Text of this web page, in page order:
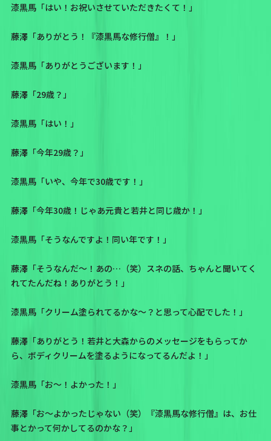
漆黒馬「はい！お祝いさせていただきたくて！」
藤澤「ありがとう！『漆黒馬な修行僧』！」
漆黒馬「ありがとうございます！」
藤澤「29歳？」
漆黒馬「はい！」
藤澤「今年29歳？」
漆黒馬「いや、今年で30歳です！」
藤澤「今年30歳！じゃあ元貴と若井と同じ歳か！」
漆黒馬「そうなんですよ！同い年です！」
藤澤「そうなんだ〜！あの…（笑）スネの話、ちゃんと聞いてく
れてたんだね！ありがとう！」
漆黒馬「クリーム塗られてるかな〜？と思って心配でした！」
藤澤「ありがとう！若井と大森からのメッセージをもらってか
ら、ボディクリームを塗るようになってるんだよ！」
漆黒馬「お〜！よかった！」
藤澤「お〜よかったじゃない（笑）『漆黒馬な修行僧』は、お仕
事とかって何かしてるのかな？」